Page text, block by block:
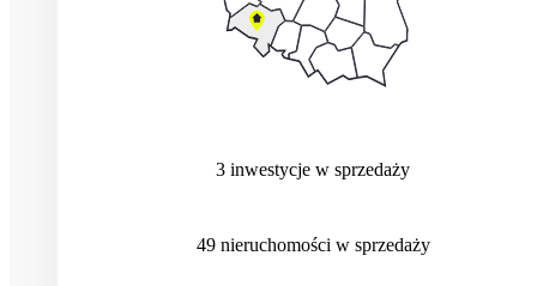
3 inwestycje w sprzedaży
49 nieruchomości w sprzedaży